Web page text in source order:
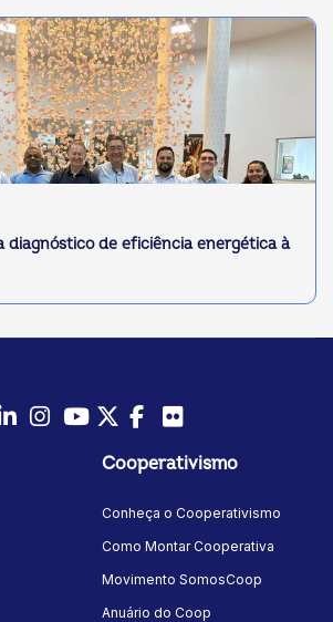
diagnóstico de eficiência energética à
Instagram
YoutubeTwitter/X
Facebook
Cooperativismo
Conheça o Cooperativismo
Como Montar Cooperativa
Movimento SomosCoop
Anuário do Coop